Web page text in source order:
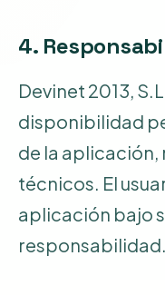
4.
Devinet 2013,
disponibilidad
de la aplicación,
técnicos. El
aplicación bajo
responsabilidad.